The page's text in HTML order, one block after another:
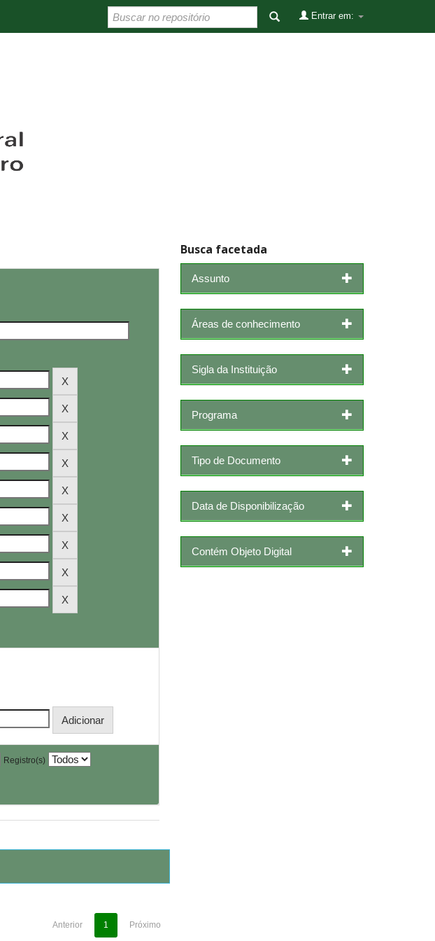
Entrar em:
Registro(s)
Anterior 1 Próximo
Busca facetada
Assunto
Áreas de conhecimento
Sigla da Instituição
Programa
Tipo de Documento
Data de Disponibilização
Contém Objeto Digital